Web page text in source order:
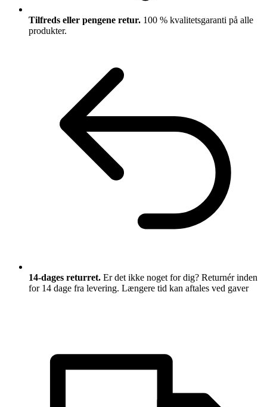
Tilfreds eller pengene retur. 100 % kvalitetsgaranti på alle
produkter.
14-dages returret. Er det ikke noget for dig? Returnér inden
for 14 dage fra levering. Længere tid kan aftales ved gaver